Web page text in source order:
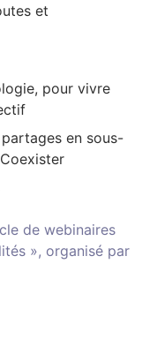
et
pour vivre
partages en sous-
de webinaires
», organisé par